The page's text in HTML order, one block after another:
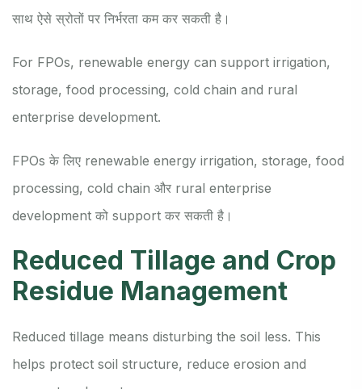
साथ ऐसे स्रोतों पर निर्भरता कम कर सकती है।
For FPOs, renewable energy can support irrigation,
storage, food processing, cold chain and rural
enterprise development.
FPOs के लिए renewable energy irrigation, storage, food
processing, cold chain और rural enterprise
development को support कर सकती है।
Reduced Tillage and Crop
Residue Management
Reduced tillage means disturbing the soil less. This
helps protect soil structure, reduce erosion and